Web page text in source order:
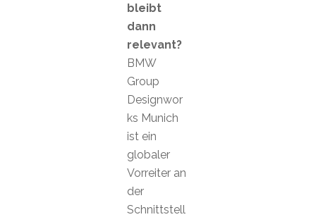
bleibt
dann
relevant?
BMW
Group
Designwor
ks Munich
ist ein
globaler
Vorreiter an
der
Schnittstell